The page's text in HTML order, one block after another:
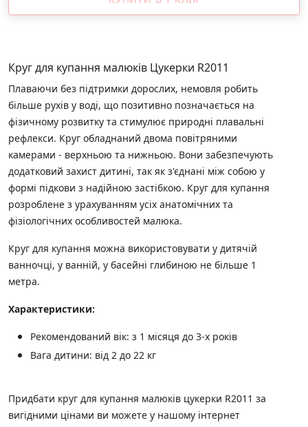
Круг для купання малюків Цукерки R2011
Плаваючи без підтримки дорослих, немовля робить
більше рухів у воді, що позитивно позначається на
фізичному розвитку та стимулює природні плавальні
рефлекси. Круг обладнаний двома повітряними
камерами - верхньою та нижньою. Вони забезпечують
додатковий захист дитині, так як з'єднані між собою у
формі підкови з надійною застібкою. Круг для купання
розроблене з урахуванням усіх анатомічних та
фізіологічних особливостей малюка.
Круг для купання можна використовувати у дитячій
ванночці, у ванній, у басейні глибиною не більше 1
метра.
Характеристики:
Рекомендований вік: з 1 місяця до 3-х років
Вага дитини: від 2 до 22 кг
Придбати круг для купання малюків цукерки R2011 за
вигідними цінами ви можете у нашому інтернет